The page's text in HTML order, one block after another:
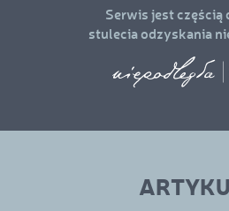
Serwis jest częścią
stulecia odzyskania